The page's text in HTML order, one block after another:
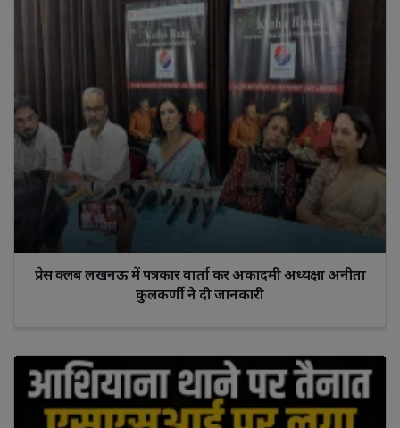
प्रेस क्लब लखनऊ में पत्रकार वार्ता कर अकादमी अध्यक्षा अनीता
कुलकर्णी ने दी जानकारी